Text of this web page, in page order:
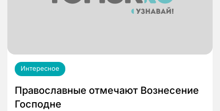
Интересное
Православные отмечают Вознесение
Господне